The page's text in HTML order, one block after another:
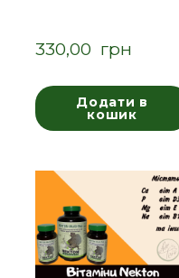
330,00  грн
Додати в
кошик